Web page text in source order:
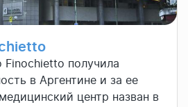
Finochietto получила
в Аргентине и за ее
центр назван в